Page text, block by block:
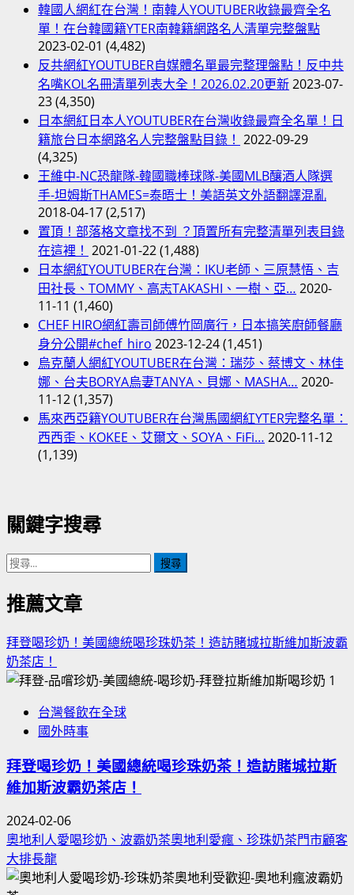
韓國人網紅在台灣！南韓人YOUTUBER收錄最齊全名
單！在台韓國籍YTER南韓籍網路名人清單完整盤點
2023-02-01 (4,482)
反共網紅YOUTUBER自媒體名單最完整理盤點！反中共
名嘴KOL名冊清單列表大全！2026.02.20更新2023-07-
23(4,350)
日本網紅日本人YOUTUBER在台灣收錄最齊全名單！日
籍旅台日本網路名人完整盤點目錄！ 2022-09-29
(4,325)
王維中-NC恐龍隊-韓國職棒球隊-美國MLB釀酒人隊選
手-坦姆斯THAMES=泰晤士！美語英文外語翻譯混亂
2018-04-17(2,517)
置頂！部落格文章找不到 ？頂置所有完整清單列表目錄
在這裡！ 2021-01-22(1,488)
日本網紅YOUTUBER在台灣：IKU老師、三原慧悟、吉
田社長、TOMMY、高志TAKASHI、一樹、亞… 2020-
11-11 (1,460)
CHEF HIRO網紅壽司師傅竹岡廣行，日本搞笑廚師餐廳
身分公開#chef_hiro 2023-12-24(1,451)
烏克蘭人網紅YOUTUBER在台灣：瑞莎、蔡博文、林佳
娜、台夫BORYA烏妻TANYA、貝娜、MASHA… 2020-
11-12(1,357)
馬來西亞籍YOUTUBER在台灣馬國網紅YTER完整名單：
西西歪、KOKEE、艾爾文、SOYA、FiFi… 2020-11-12
(1,139)
關鍵字搜尋
搜
關
字:
推薦文章
拜登喝珍奶！美國總統喝珍珠奶茶！造訪賭城拉斯維加斯波霸
奶茶店！
1
台灣餐飲在全球
國外時事
拜登喝珍奶！美國總統喝珍珠奶茶！造訪賭城拉斯
維加斯波霸奶茶店！
2024-02-06
奧地利人愛喝珍奶、波霸奶茶奧地利愛瘋、珍珠奶茶門市顧客
大排長龍